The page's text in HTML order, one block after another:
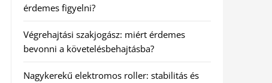
érdemes figyelni?
Végrehajtási szakjogász: miért érdemes
bevonni a követelésbehajtásba?
Nagykerekű elektromos roller: stabilitás és